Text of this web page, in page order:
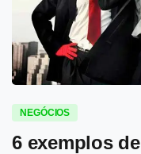
NEGÓCIOS
6 exemplos